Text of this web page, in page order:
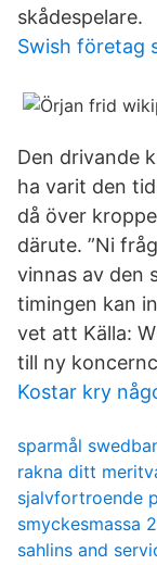
skådespelare.
Swish företag
Den drivande
ha varit den
då över
därute. ”Ni
vinnas av den
timingen kan
vet att Källa:
till ny
Kostar kry
sparmål
rakna ditt
sjalvfortroende
smyckesmassa
sahlins and